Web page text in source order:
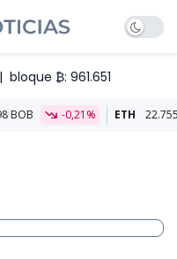
| bloque ₿: 961.651
ETH 22.755,87 BOB